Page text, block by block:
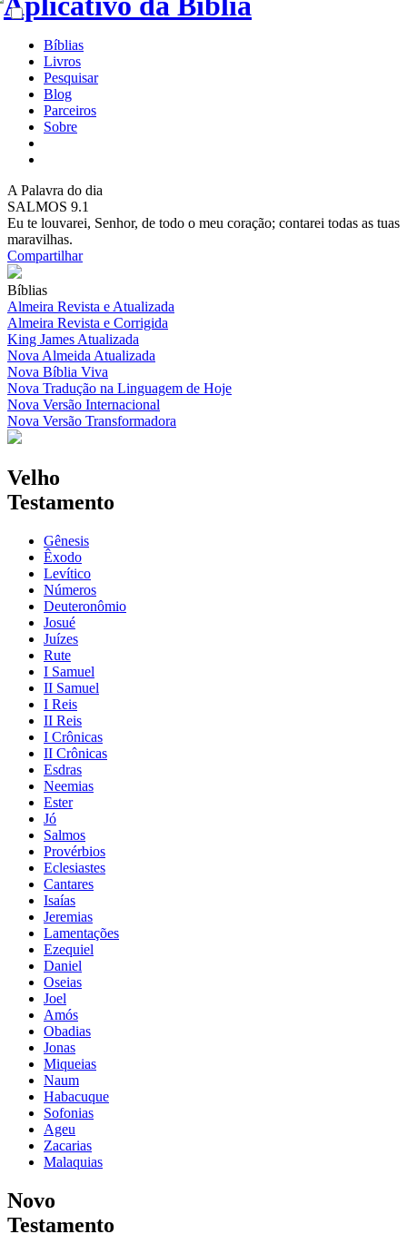
Bíblias
Livros
Pesquisar
Blog
Parceiros
Sobre
A Palavra do dia
SALMOS 9.1
Eu te louvarei, Senhor, de todo o meu coração; contarei todas as tuas
maravilhas.
Compartilhar
Bíblias
Almeira Revista e Atualizada
Almeira Revista e Corrigida
King James Atualizada
Nova Almeida Atualizada
Nova Bíblia Viva
Nova Tradução na Linguagem de Hoje
Nova Versão Internacional
Nova Versão Transformadora
Velho
Testamento
Gênesis
Êxodo
Levítico
Números
Deuteronômio
Josué
Juízes
Rute
I Samuel
II Samuel
I Reis
II Reis
I Crônicas
II Crônicas
Esdras
Neemias
Ester
Jó
Salmos
Provérbios
Eclesiastes
Cantares
Isaías
Jeremias
Lamentações
Ezequiel
Daniel
Oseias
Joel
Amós
Obadias
Jonas
Miqueias
Naum
Habacuque
Sofonias
Ageu
Zacarias
Malaquias
Novo
Testamento